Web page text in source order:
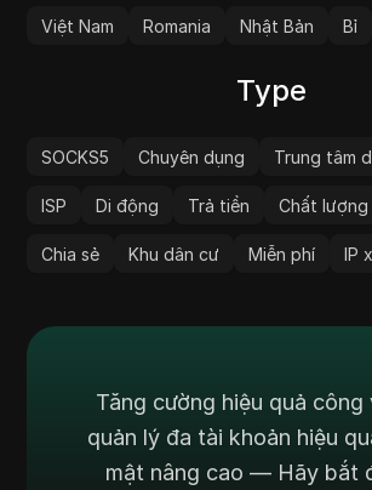
Việt Nam Romania Nhật Bản Bỉ
Type
SOCKS5 Chuyên dụng Trung tâm
ISP Di động Trả tiền Chất lượng
Chia sẻ Khu dân cư Miễn phí IP
Tăng cường hiệu quả công
quản lý đa tài khoản hiệu
mật nâng cao — Hãy bắt